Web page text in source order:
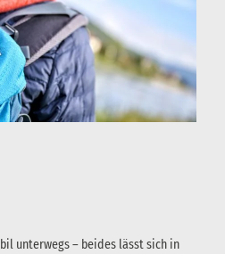
unterwegs – beides lässt sich in